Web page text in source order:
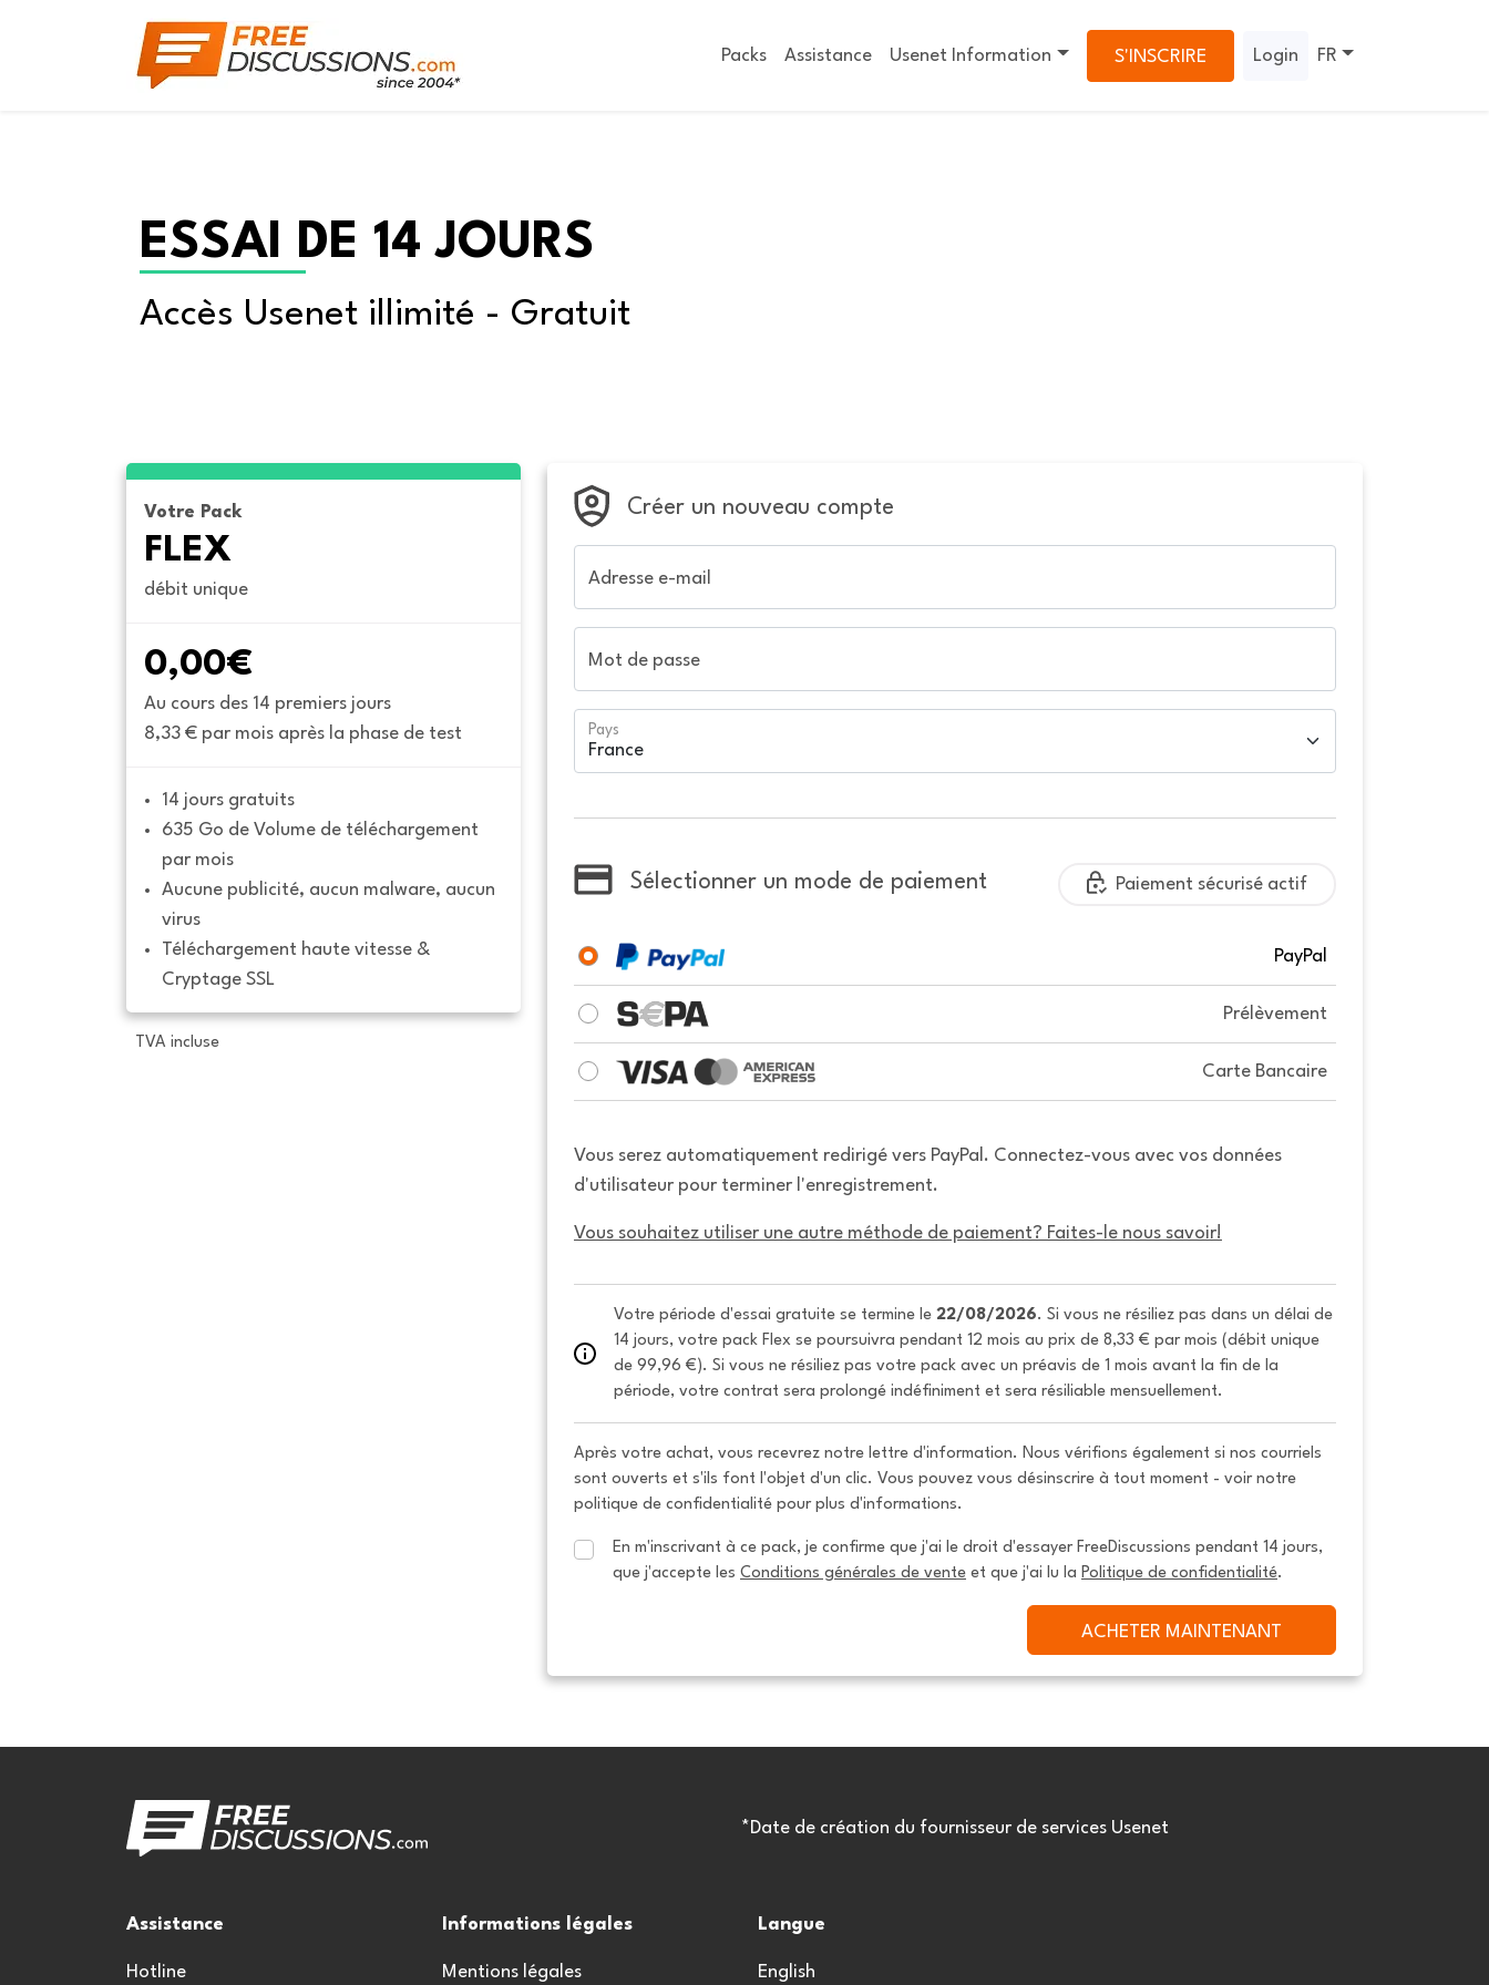
Packs Assistance Usenet Information S'INSCRIRE Login FR
ESSAI DE 14 JOURS
Accès Usenet illimité - Gratuit
Votre Pack
FLEX
débit unique
0,00€
Au cours des 14 premiers jours
8,33 € par mois après la phase de test
14 jours gratuits
635 Go de Volume de téléchargement
par mois
Aucune publicité, aucun malware, aucun
virus
Téléchargement haute vitesse &
Cryptage SSL
TVA incluse
Créer un nouveau compte
Adresse e-mail
Mot de passe
Pays
Sélectionner un mode de paiement Paiement sécurisé actif
PayPal
Prélèvement
Carte Bancaire
Vous serez automatiquement redirigé vers PayPal. Connectez-vous avec vos données
d'utilisateur pour terminer l'enregistrement.
Vous souhaitez utiliser une autre méthode de paiement? Faites-le nous savoir!
Votre période d'essai gratuite se termine le 22/08/2026. Si vous ne résiliez pas dans un délai de
14 jours, votre pack Flex se poursuivra pendant 12 mois au prix de 8,33 € par mois (débit unique
de 99,96 €). Si vous ne résiliez pas votre pack avec un préavis de 1 mois avant la fin de la
période, votre contrat sera prolongé indéfiniment et sera résiliable mensuellement.
Après votre achat, vous recevrez notre lettre d'information. Nous vérifions également si nos courriels
sont ouverts et s'ils font l'objet d'un clic. Vous pouvez vous désinscrire à tout moment - voir notre
politique de confidentialité pour plus d'informations.
En m'inscrivant à ce pack, je confirme que j'ai le droit d'essayer FreeDiscussions pendant 14 jours,
que j'accepte les Conditions générales de vente et que j'ai lu la Politique de confidentialité.
ACHETER MAINTENANT
*Date de création du fournisseur de services Usenet
Assistance
Hotline
Informations légales
Mentions légales
Langue
English